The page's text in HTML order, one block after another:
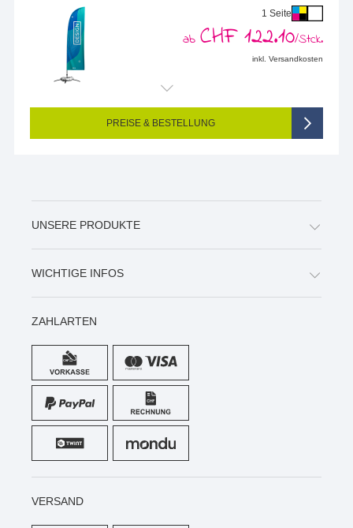
1 Seite
ab CHF 122.10/Stck.
inkl. Versandkosten
Endformat (bedruckte Fläche): 2530 x 730 mm
Seitigkeit: 1-seitig (Vorderseite bedruckt, Rückseite unbedruckt)
4/0-farbig CMYK (vollfarbig bedruckt)
PREISE & BESTELLUNG
UNSERE PRODUKTE
WICHTIGE INFOS
ZAHLARTEN
VERSAND